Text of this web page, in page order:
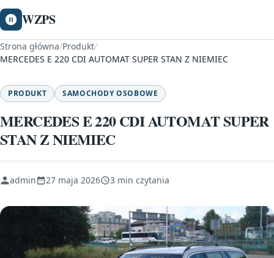
WZPS
Strona główna/Produkt/
MERCEDES E 220 CDI AUTOMAT SUPER STAN Z NIEMIEC
PRODUKT SAMOCHODY OSOBOWE
MERCEDES E 220 CDI AUTOMAT SUPER
STAN Z NIEMIEC
admin 27 maja 2026 3 min czytania